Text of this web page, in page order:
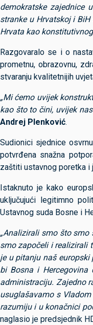
demokratske zajednice
stranke u Hrvatskoj i
Hrvata kao
Razgovaralo se i o
prometnu, obrazovnu,
stvaranju kvalitetnijih
„Mi ćemo uvijek
kao što to čini, uvijek
Andrej Plenković.
Sudionici sjednice
potvrđena snažna
zaštiti ustavnog poretka i
Istaknuto je kako
uključujući legitimno
Ustavnog suda Bosne i
„Analizirali smo što smo
smo započeli i realizirali
je u pitanju naš europski
bi Bosna i
administraciju. Zajedno
usuglašavamo s
razumiju i u konačnici
naglasio je predsjednik